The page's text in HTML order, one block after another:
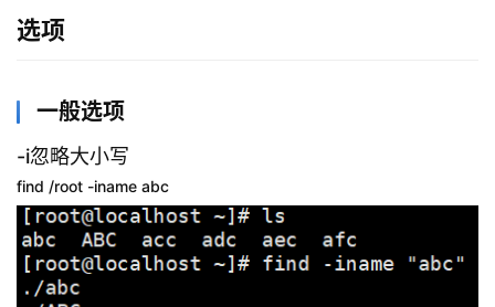
公
企
业
实
战
项
目
选项
一般选项
-i忽略大小写
find /root -iname abc